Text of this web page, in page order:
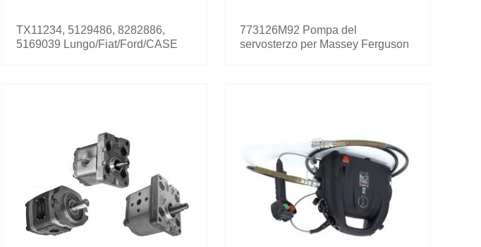
TX11234, 5129486, 8282886,
5169039 Lungo/Fiat/Ford/CASE
773126M92 Pompa del
servosterzo per Massey Ferguson